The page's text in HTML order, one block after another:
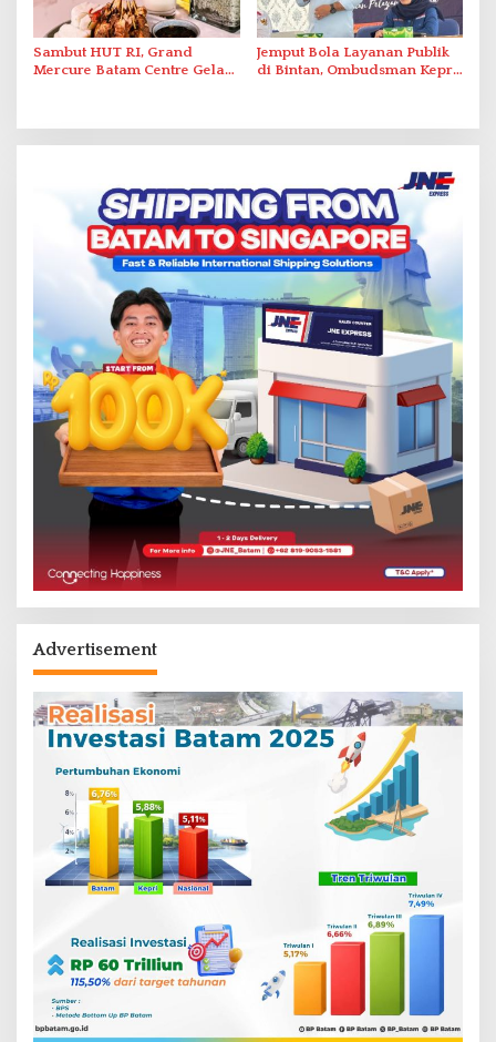
Sambut HUT RI, Grand
Mercure Batam Centre Gelar
Jemput Bola Layanan Publik
di Bintan, Ombudsman Kepri
Advertisement